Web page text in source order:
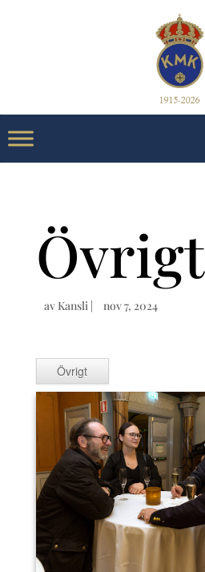
Övrigt
av Kansli| nov 7, 2024
Övrigt